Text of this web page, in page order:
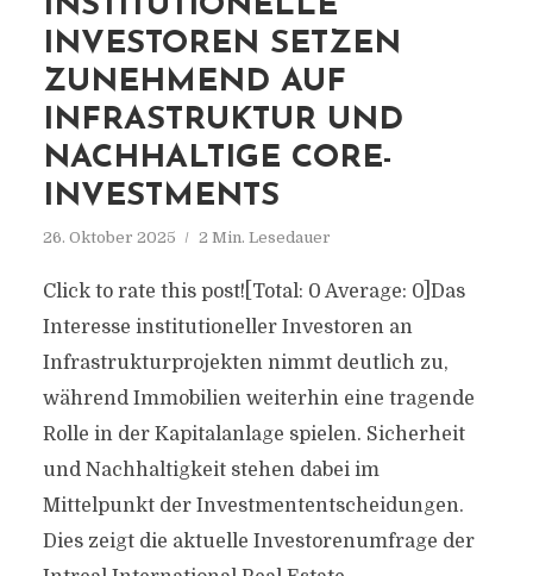
INSTITUTIONELLE
INVESTOREN SETZEN
ZUNEHMEND AUF
INFRASTRUKTUR UND
NACHHALTIGE CORE-
INVESTMENTS
26. Oktober 2025 2 Min. Lesedauer
Click to rate this post![Total: 0 Average: 0]Das
Interesse institutioneller Investoren an
Infrastrukturprojekten nimmt deutlich zu,
während Immobilien weiterhin eine tragende
Rolle in der Kapitalanlage spielen. Sicherheit
und Nachhaltigkeit stehen dabei im
Mittelpunkt der Investmententscheidungen.
Dies zeigt die aktuelle Investorenumfrage der